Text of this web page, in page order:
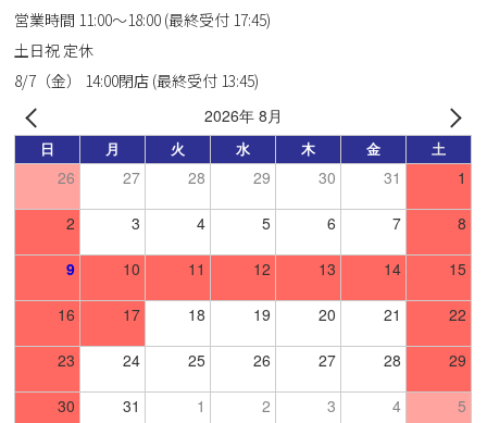
営業時間 11:00～18:00 (最終受付 17:45)
土日祝 定休
8/7（金） 14:00閉店 (最終受付 13:45)
2026年 8月
日 月 火 水 木 金 土
26 27 28 29 30 31 1
2 3 4 5 6 7 8
9 10 11 12 13 14 15
16 17 18 19 20 21 22
23 24 25 26 27 28 29
30 31 1 2 3 4 5